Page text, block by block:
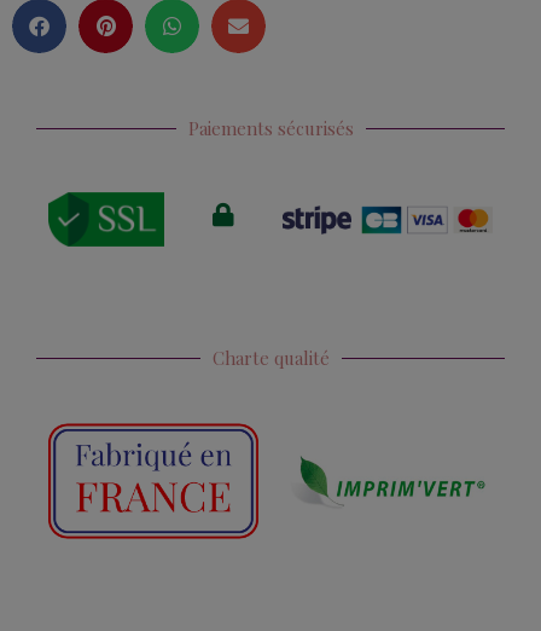
Paiements sécurisés
Charte qualité